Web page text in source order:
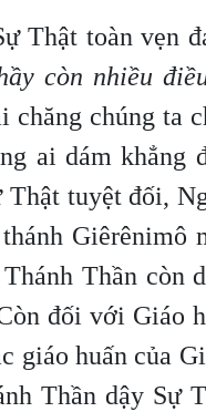
Thật toàn vẹn
còn nhiều
chăng chúng ta
ai dám khẳng
Thật tuyệt đối,
Giêrênimô
Thần còn
đối với Giáo
giáo huấn của
Thần dậy Sự